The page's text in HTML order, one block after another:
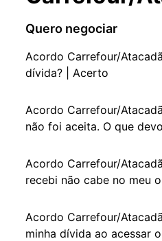
Quero negociar
Acordo Carrefour/
dívida? | Acerto
Acordo Carrefour/
não foi aceita. O que
Acordo Carrefour/
recebi não cabe no meu
Acordo Carrefour/
minha dívida ao acessar